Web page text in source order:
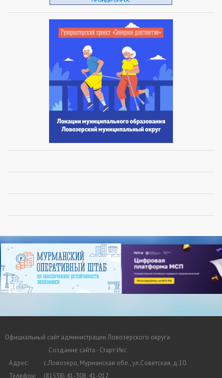
Официальный сайт администрации Ловозерского округа
Создание сайта - Старт Икс
Адрес:
с.Ловозеро, Мурманская обл., ул.Советская, д.10.
Телефон:
(81538) 41-308, 41-012